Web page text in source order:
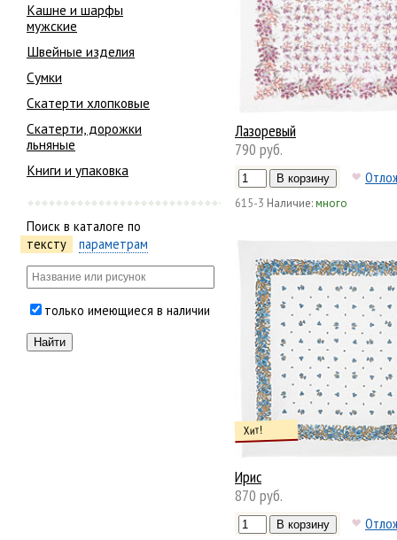
Кашне и шарфы
мужские
Швейные изделия
Сумки
Скатерти хлопковые
Скатерти, дорожки
льняные
Книги и упаковка
Поиск в каталоге по
тексту
параметрам
только имеющиеся в наличии
Лазоревый
790 руб.
615-3 Наличие:много
Ирис
Хит!
870 руб.